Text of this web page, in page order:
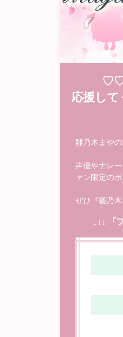
♡♡
応援し
雛乃木まや
声優やナレ
ァン限定の
ぜひ『雛乃
↓↓↓ 『